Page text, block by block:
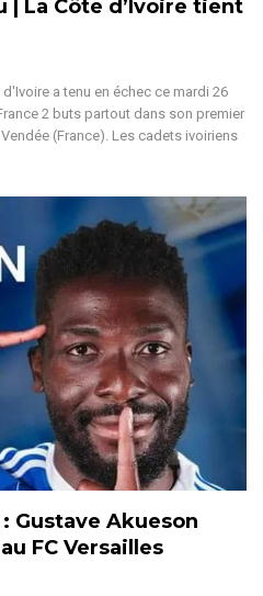
| La Côte d’Ivoire tient
a tenu en échec ce mardi 26
2 buts partout dans son premier
(France). Les cadets ivoiriens
Gustave Akueson
FC Versailles